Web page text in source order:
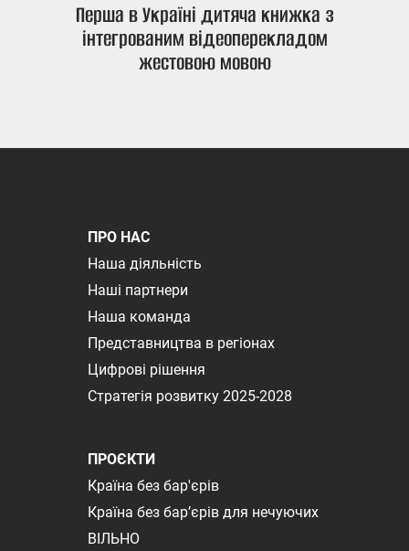
Перша в Україні дитяча книжка з
інтегрованим відеоперекладом
жестовою мовою
ПРО НАС
Наша діяльність
Наші партнери
Наша команда
Представництва в регіонах
Цифрові рішення
Стратегія розвитку 2025-2028
ПРОЄКТИ
Країна без бар'єрів
Країна без бар’єрів для нечуючих
ВІЛЬНО